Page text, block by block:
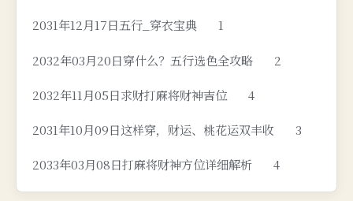
2031年12月17日五行_穿衣宝典 1
2032年03月20日穿什么？五行选色全攻略 2
2032年11月05日求财打麻将财神吉位 4
2031年10月09日这样穿，财运、桃花运双丰收 3
2033年03月08日打麻将财神方位详细解析 4